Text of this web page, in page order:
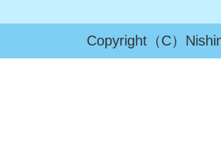
Copyright（C）